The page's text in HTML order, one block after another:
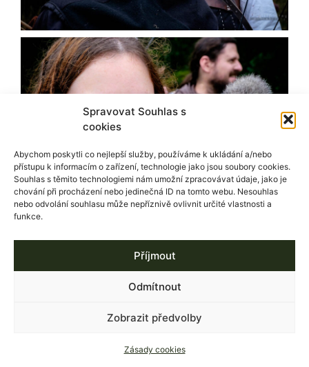
Spravovat Souhlas s
cookies
Abychom poskytli co nejlepší služby, používáme k ukládání a/nebo
přístupu k informacím o zařízení, technologie jako jsou soubory cookies.
Souhlas s těmito technologiemi nám umožní zpracovávat údaje, jako je
chování při procházení nebo jedinečná ID na tomto webu. Nesouhlas
nebo odvolání souhlasu může nepříznivě ovlivnit určité vlastnosti a
funkce.
Příjmout
Odmítnout
Zobrazit předvolby
Zásady cookies